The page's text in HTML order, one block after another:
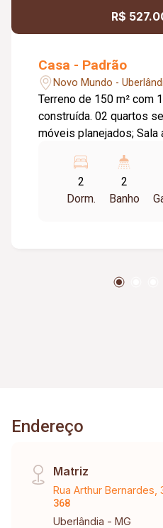
R$
Casa - Padrão
Novo Mundo -
Terreno de 150 m² com
construída. 02 quartos sendo, 01 suíte com
móveis planejados; Sala
Cozinha americana com
bancadas em granito;
nichos e cubas
ambientes; Mais de
2
Dorm.
2
Banho
Endereço
Matriz
Rua Arthur Bernardes,
368
Uberlândia - MG